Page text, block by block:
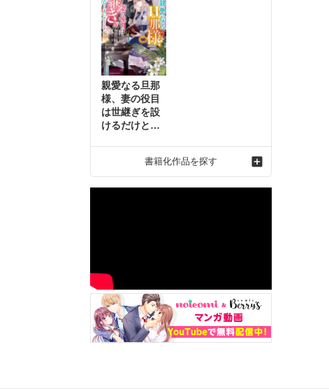
親愛なる旦那
様、妻の役目
は世継ぎを設
けるだけと聞
れ才女の幸せ
な結婚～2
書籍化作品を探す